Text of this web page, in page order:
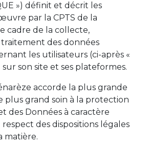
») définit et décrit les
par la CPTS de la
cadre de la collecte,
traitement des données
les utilisateurs (ci-après «
sur son site et ses plateformes.
accorde la plus grande
plus grand soin à la protection
des Données à caractère
des dispositions légales
matière.